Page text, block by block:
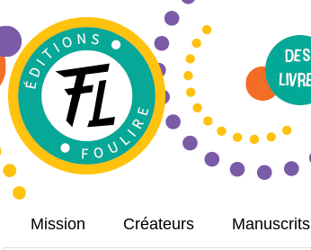
Mission Créateurs Manuscrits